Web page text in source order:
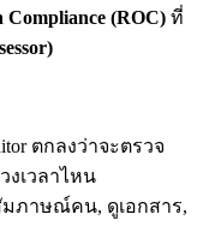
Compliance (ROC) ที่
ตกลงว่าจะตรวจ
เวลาไหน
ภาษณ์คน, ดูเอกสาร,